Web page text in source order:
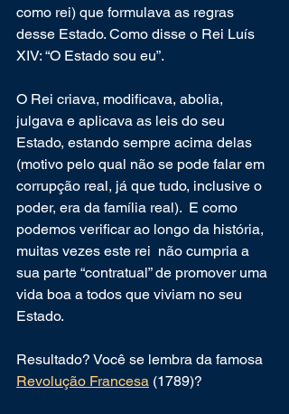
como rei) que formulava as regras
desse Estado. Como disse o Rei Luís
XIV: “O Estado sou eu”.
O Rei criava, modificava, abolia,
julgava e aplicava as leis do seu
Estado, estando sempre acima delas
(motivo pelo qual não se pode falar em
corrupção real, já que tudo, inclusive o
poder, era da família real).  E como
podemos verificar ao longo da história,
muitas vezes este rei  não cumpria a
sua parte “contratual” de promover uma
vida boa a todos que viviam no seu
Estado.
Resultado? Você se lembra da famosa
Revolução Francesa (1789)?